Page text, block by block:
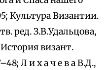
Культура Византии.
ред. З.В.Удальцова,
История визант.
Л и х а ч е в а В.Д.,